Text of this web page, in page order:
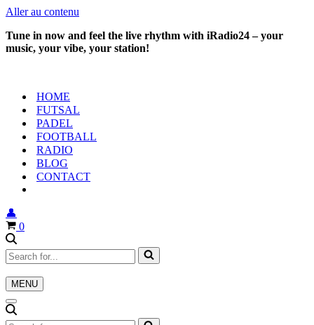
Aller au contenu
Tune in now and feel the live rhythm with iRadio24 – your
music, your vibe, your station!
HOME
FUTSAL
PADEL
FOOTBALL
RADIO
BLOG
CONTACT
👤
Panier
0
Rechercher...
MENU
Menu
Menu
de